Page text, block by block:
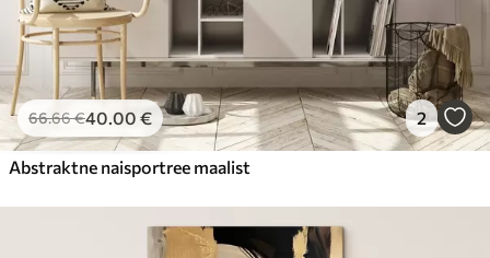
66.66€40.00 € 2
Abstraktne naisportree maalist